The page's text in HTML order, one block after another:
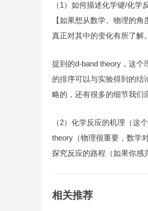
（1）如何描述化学键/化
【如果想从数学、物理的
真正对其中的变化有所了解
提到的d-band theory，这
的排序可以与实验得到的结
略的，还有很多的细节我们
（2）化学反应的机理（这
theory（物理很重要，数学
探究反应的路程（如果你感
相关推荐